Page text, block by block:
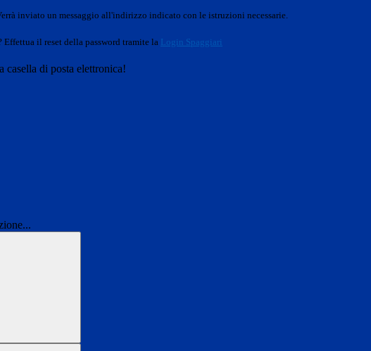
inviato un messaggio all'indirizzo indicato con le istruzioni necessarie.
Effettua il reset della password tramite la Login Spaggiari
casella di posta elettronica!